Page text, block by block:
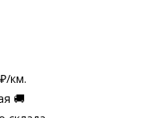
₽/км.
🚚